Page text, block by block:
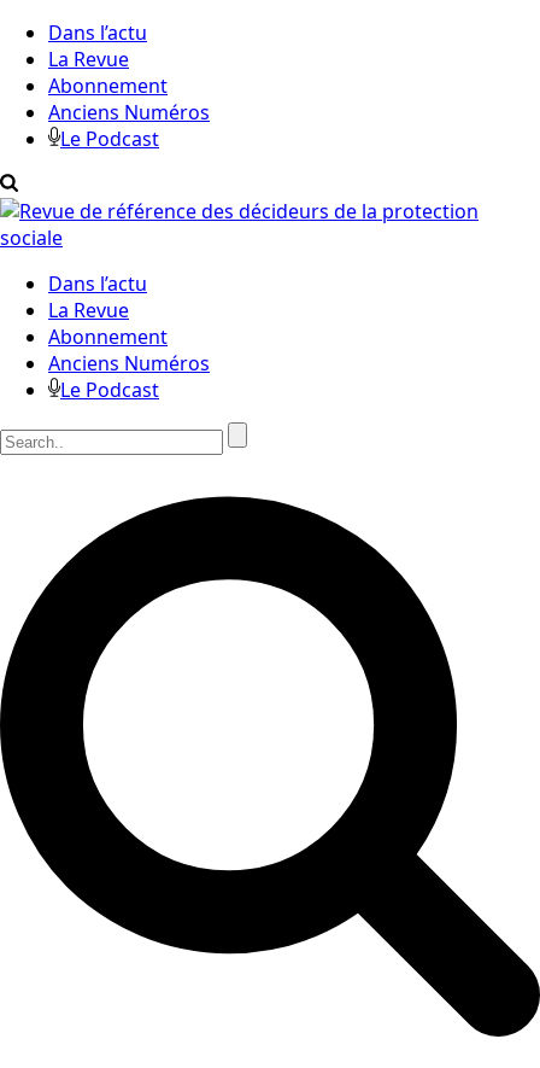
Dans l’actu
La Revue
Abonnement
Anciens Numéros
Le Podcast
Dans l’actu
La Revue
Abonnement
Anciens Numéros
Le Podcast